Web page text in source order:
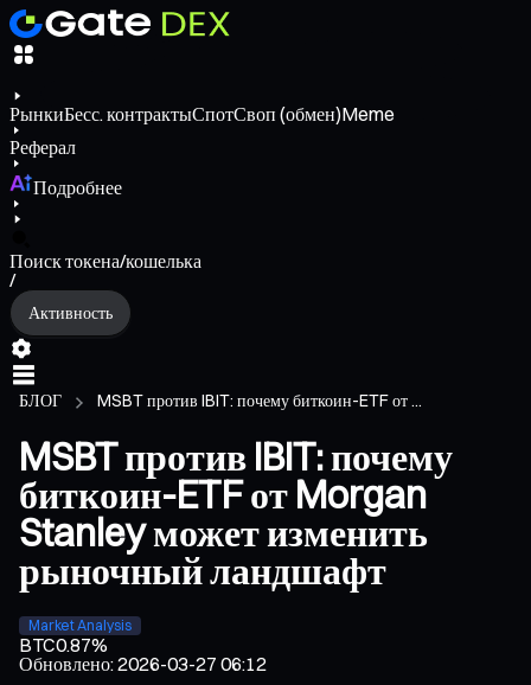
РынкиБесс. контрактыСпотСвоп (обмен)Meme
Реферал
Подробнее
Поиск токена/кошелька
/
Активность
БЛОГ MSBT против IBIT: почему биткоин-ETF от ...
MSBT против IBIT: почему
биткоин-ETF от Morgan
Stanley может изменить
рыночный ландшафт
Market Analysis
BTC0.87%
Обновлено:2026-03-27 06:12